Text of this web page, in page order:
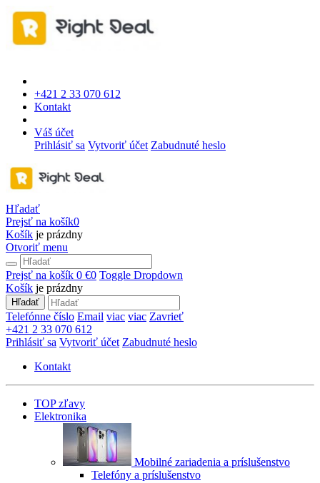
+421 2 33 070 612
Kontakt
Váš účet
Prihlásiť sa Vytvoriť účet Zabudnuté heslo
Hľadať
Prejsť na košík0
Košík je prázdny
Otvoriť menu
Prejsť na košík 0 €0 Toggle Dropdown
Košík je prázdny
Hľadať
Telefónne číslo Email viac viac Zavrieť
+421 2 33 070 612
Prihlásiť sa Vytvoriť účet Zabudnuté heslo
Kontakt
TOP zľavy
Elektronika
Mobilné zariadenia a príslušenstvo
Telefóny a príslušenstvo